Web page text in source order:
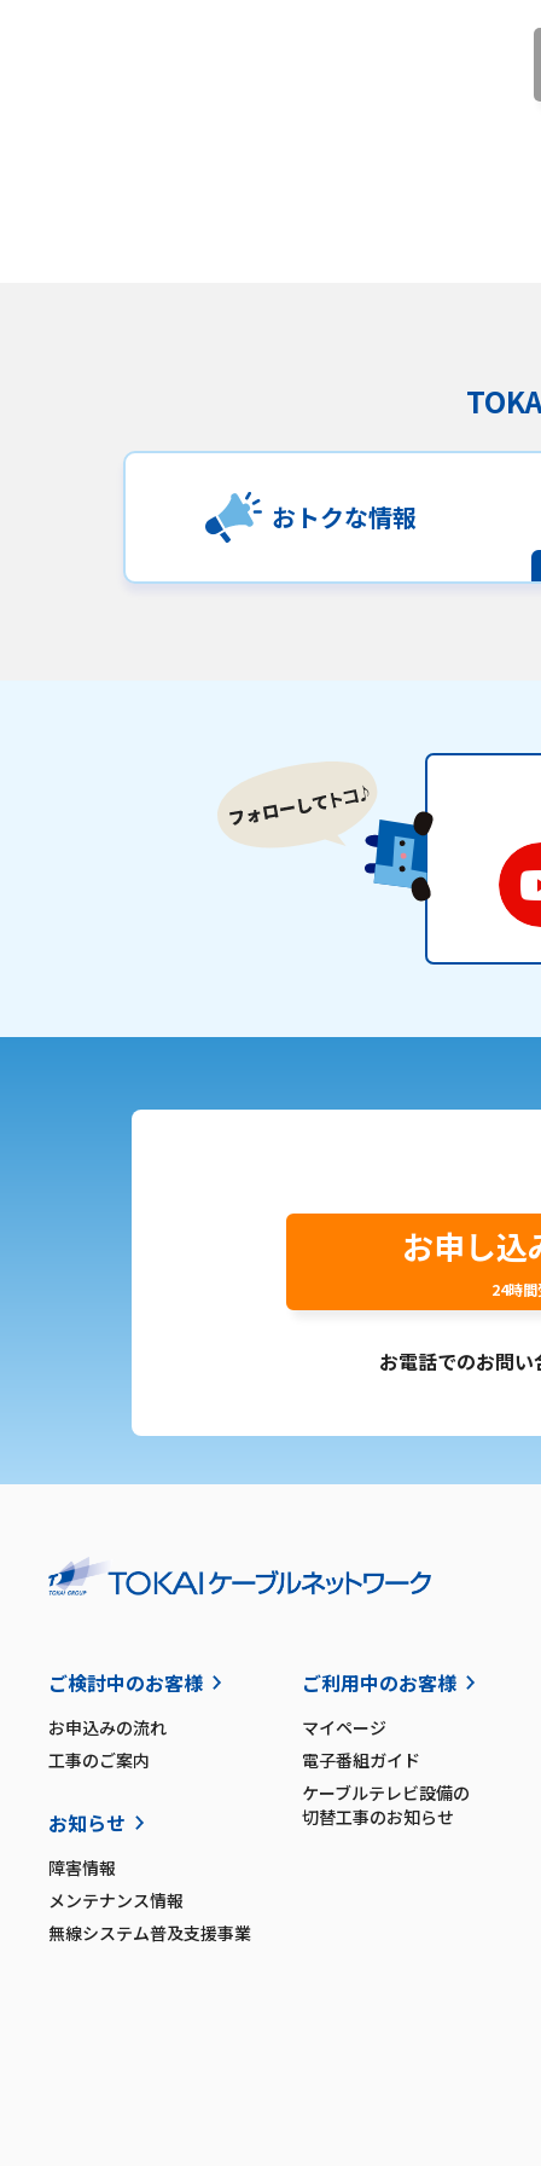
おトクな情報
お申し込
24時間
お電話でのお問い
ご検討中のお客様
お申込みの流れ
工事のご案内
お知らせ
障害情報
メンテナンス情報
無線システム普及支援事業
ご利用中のお客様
マイページ
電子番組ガイド
ケーブルテレビ設備の
切替工事のお知らせ